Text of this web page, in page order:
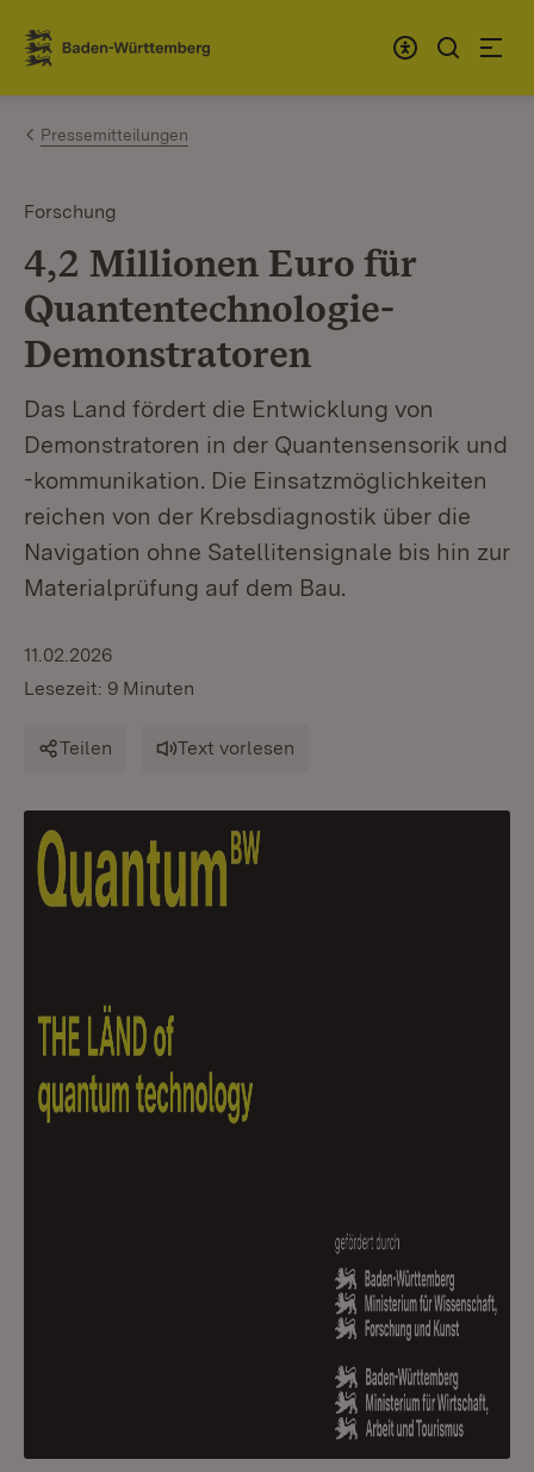
Zum Inhalt springen
Link zur Startseite
Pressemitteilungen
Forschung
4,2 Millionen Euro für
Quantentechnologie-
Demonstratoren
Das Land fördert die Entwicklung von
Demonstratoren in der Quantensensorik und
-kommunikation. Die Einsatzmöglichkeiten
reichen von der Krebsdiagnostik über die
Navigation ohne Satellitensignale bis hin zur
Materialprüfung auf dem Bau.
11.02.2026
Lesezeit: 9 Minuten
Teilen Text vorlesen